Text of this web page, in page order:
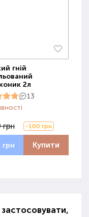
гній
2л
13
грн -100 грн
грн Купити